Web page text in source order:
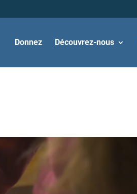
Donnez Découvrez-nous